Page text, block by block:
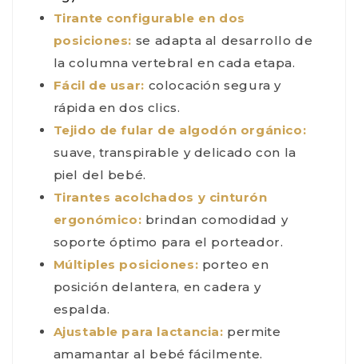
Tirante configurable en dos
posiciones: se adapta al desarrollo de
la columna vertebral en cada etapa.
Fácil de usar: colocación segura y
rápida en dos clics.
Tejido de fular de algodón orgánico:
suave, transpirable y delicado con la
piel del bebé.
Tirantes acolchados y cinturón
ergonómico: brindan comodidad y
soporte óptimo para el porteador.
Múltiples posiciones: porteo en
posición delantera, en cadera y
espalda.
Ajustable para lactancia: permite
amamantar al bebé fácilmente.